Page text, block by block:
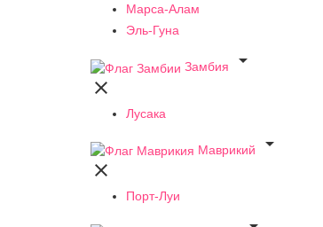
Марса-Алам
Эль-Гуна
Замбия


Лусака
Маврикий


Порт-Луи